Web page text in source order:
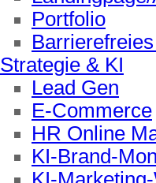
Portfolio
Strategie & KI
Lead Gen
E-Commerce
HR Online
KI-Brand-